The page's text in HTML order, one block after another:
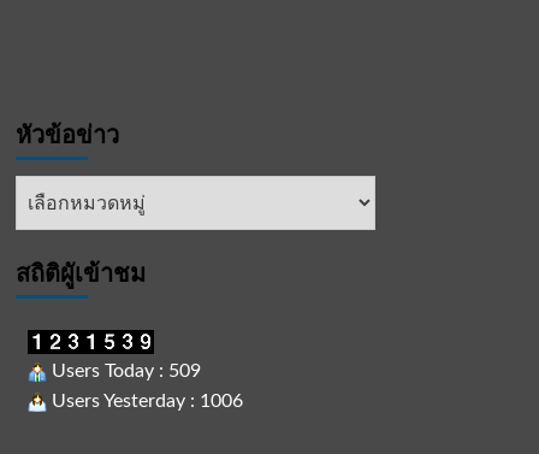
หัวข้อข่าว
หัวข้อ
สถิติผูัเข้าชม
Users Today : 509
Users Yesterday : 1006